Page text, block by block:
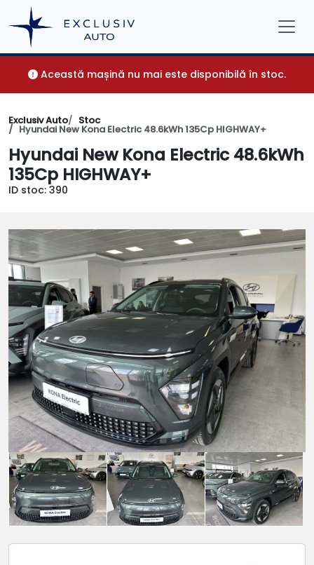
Această mașină nu mai este disponibilă în stoc.
Exclusiv Auto Stoc
Hyundai New Kona Electric 48.6kWh 135Cp HIGHWAY+
Hyundai New Kona Electric 48.6kWh
135Cp HIGHWAY+
ID stoc: 390